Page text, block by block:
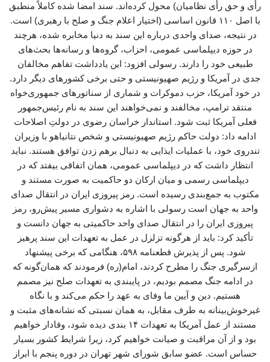
رأی و حق رأی نظامیان) محول کرده‌اند. سند امضا شده کاملاً منطبق
با اصل ۱۱۰ قانون اساسی (اختیار اعلام جنگ و صلح با رهبری) است.
در نتیجه، صدای واحدی درباره این سند به دنیا مخابره شده، هرچند
در حوزه دیپلماسی عمومی، احزاب، گروه‌ها و رسانه‌ها بحث‌های
طبیعی خود را دارند. رسولی افزود: این یادداشت تفاهم مخالفان
جدی در آمریکا و رژیم صهیونیستی و حتی برخی کشورهای دیگر دارد.
در خود آمریکا، حزب دموکرات و شماری از سناتورهای جمهوری‌خواه
منتقد ترامپ، مخالفند و نمی‌خواهند این سند به نام رئیس‌جمهور
فعلی آمریکا ثبت شود. استاندار خراسان رضوی در دولتِ اصلاحات
ادامه داد: دولت حاکم رژیم صهیونیستی و شخص نتانیاهو با وزیران
تندروی خود، با عملیات ایذایی به دنبال برهم زدن توافق هستند. نباید
انتظار داشت که در دیپلماسی عمومی، همان اتفاقی بیفتد که در
دیپلماسی رسمی و میان ارکان دو حاکمیت به صورت مستند و
مکتوب به جمع‌بندی رسیده است. رمز پیروزی ایران در انتقال صدای
واحد به جهان است رسولی با اشاره به دشواری مسیر پیش‌رو، رمز
پیروزی ایران را در انتقال صدای واحد حاکمیتی به جهان دانست و
تأکید کرد: باید از هرگونه تزلزل در عمل به تعهدات این سند پرهیز
شود. پس از پذیرش قطعنامه ۵۹۸، هنگامی که برخی پیشنهاد
ازسرگیری جنگ را مطرح کردند، امام(ره) فرمودند که همان‌گونه که
در ادامه جنگ مصمم بودیم، در پایبندی به تعهدات صلح نیز مصمم
هستیم. دین و آیین ما وفای به عهد را حکم می‌کند و با نگاه
غیرخوش‌بینانه به طرف مقابل، به همان نسبتی که نشانه‌های مثبت و
مستند از عمل آمریکا به تعهدات ۱۴ بندی دیده شود، وفادار خواهیم
بود و از آن مراقبت و صیانت خواهیم کرد، زیرا شرایط کشور بسیار
حساس است. عضو سابق شورای شهر تهران در دوره پنجم با ابراز